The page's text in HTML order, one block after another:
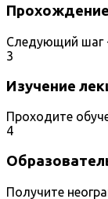
Следующий шаг
3
Изучение
Проходите
4
Получите